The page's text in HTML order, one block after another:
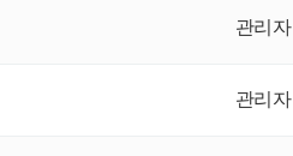
관리자
관리자